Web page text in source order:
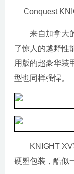
Conquest
来自加拿大的
了惊人的越野性
用版的超豪华装
型也同样强悍。
KNIGHT XV
硬塑包装，酷似